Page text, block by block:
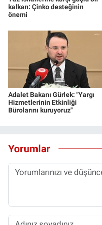
kalkan: Çinko desteğinin
önemi
Adalet Bakanı Gürlek: "Yargı
Hizmetlerinin Etkinliği
Bürolarını kuruyoruz"
Yorumlar